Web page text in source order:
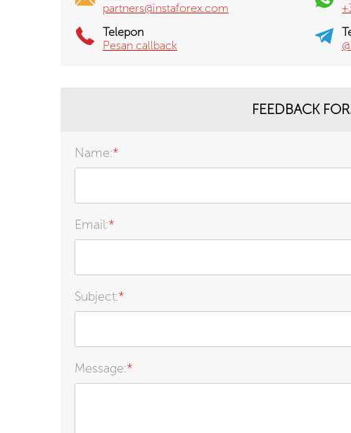
partners@instaforex.com
Telepon
Pesan callback
FEEDBACK
Name:*
Email:*
Subject:*
Message:*